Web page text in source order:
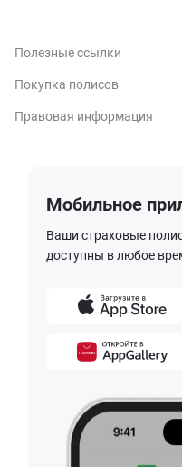
Полезные ссылки
Покупка полисов
Правовая информация
Мобильное
Ваши страховые
доступны в любое